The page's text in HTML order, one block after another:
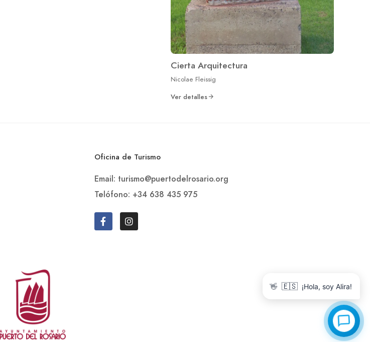
Cierta Arquitectura
Nicolae Fleissig
Ver detalles
Oficina de Turismo
Email: turismo@puertodelrosario.org
Telófono: +34 638 435 975
👋 🇪🇸 ¡Hola, soy Alira!